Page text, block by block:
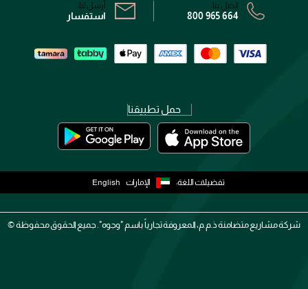
اتصل بنا:
800 965 664
أرسل لنا:
استفسار
حمل تطبيقنا
تفضيلات اللغة: الإمارات English
شركة مشاريع متضامنة ذ.م.م، المعروفة تجارياً باسم "وجوه". جميع الحقوق محفوظة ©